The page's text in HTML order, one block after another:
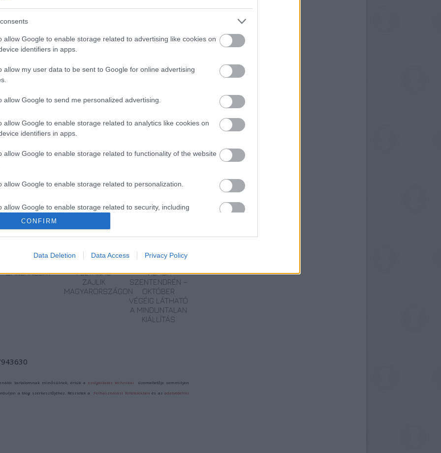
allow Google to enable storage related to advertising like cookies on
identifiers in apps.
allow my user data to be sent to Google for online advertising
allow Google to send me personalized advertising.
allow Google to enable storage related to analytics like cookies on
identifiers in apps.
allow Google to enable storage related to functionality of the website
allow Google to enable storage related to personalization.
allow Google to enable storage related to security, including
functionality and fraud prevention, and other user protection.
CONFIRM
Data Deletion Data Access Privacy Policy
szeretné folytatni a régészeti munkát a kápolna
az eddigi felfordulást is nehezen viselték. A
e tovább kutatni a területen.
bíznak a folytatásban, mert arra
több turistát vonz majd, amiből nekik is
Régészet Lavór
FEDEZTE FEL AZ
BARLANGJÁT
IS JELENTŐS
FELTÁRÁS
ZAJLIK
MAGYARORSZÁGON
LÁSZLÓ NOBEL-
VILÁGA
SZENTENDRÉN –
OKTÓBER
VÉGÉIG LÁTHATÓ
A MINDUNTALAN
KIÁLLÍTÁS
tartalomnak minősülnek, értük a szolgáltatás technikai üzemeltetője semmilyen
a blog szerkesztőjéhez. Részletek a Felhasználási feltételekben és azadatvédelmi